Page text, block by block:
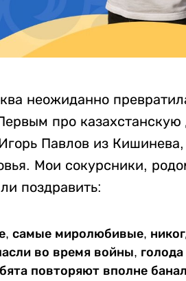
неожиданно
про
Павлов из Кишинева,
Мои сокурсники,
поздравить:
самые миролюбивые,
во время войны, голода
повторяют вполне